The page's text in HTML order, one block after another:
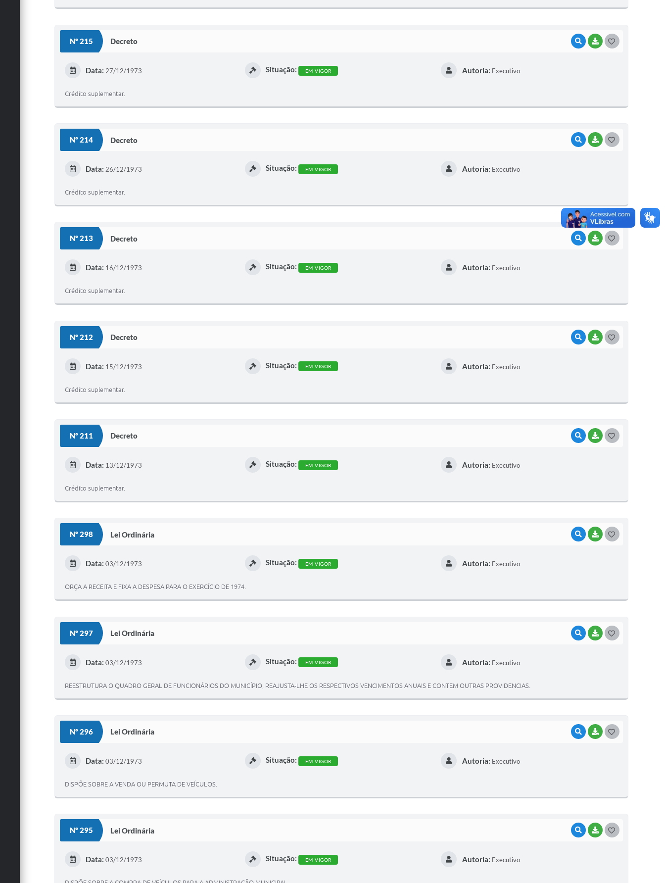
Nº 215 Decreto VISUALIZAR
BAIXARG
Data: 27/12/1973 Situação: EM VIGOR Autoria: Executivo
Crédito suplementar.
Nº 214 Decreto VISUALIZAR
BAIXARG
I
Data: 26/12/1973 Situação: EM VIGOR Autoria: Executivo
Crédito suplementar.
Nº 213 Decreto VISUALIZAR
BAIXARG
Data: 16/12/1973 Situação: EM VIGOR Autoria: Executivo
Crédito suplementar.
Nº 212 Decreto VISUALIZAR
BAIXARG
Data: 15/12/1973 Situação: EM VIGOR Autoria: Executivo
Crédito suplementar.
Nº 211 Decreto VISUALIZAR
BAIXARG
Data: 13/12/1973 Situação: EM VIGOR Autoria: Executivo
Crédito suplementar.
Nº 298 Lei Ordinária VISUALIZAR
BAIXARG
Data: 03/12/1973 Situação: EM VIGOR Autoria: Executivo
ORÇA A RECEITA E FIXA A DESPESA PARA O EXERCÍCIO DE 1974.
Nº 297 Lei Ordinária VISUALIZAR
BAIXARG
Data: 03/12/1973 Situação: EM VIGOR Autoria: Executivo
REESTRUTURA O QUADRO GERAL DE FUNCIONÁRIOS DO MUNICÍPIO, REAJUSTA-LHE OS RESPECTIVOS VENCIMENTOS ANUAIS E CONTEM OUTRAS PROVIDENCIAS.
Nº 296 Lei Ordinária VISUALIZAR
BAIXARG
Data: 03/12/1973 Situação: EM VIGOR Autoria: Executivo
DISPÕE SOBRE A VENDA OU PERMUTA DE VEÍCULOS.
Nº 295 Lei Ordinária VISUALIZAR
BAIXARG
Data: 03/12/1973 Situação: EM VIGOR Autoria: Executivo